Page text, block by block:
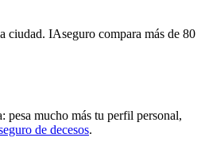
ciudad. IAseguro compara más de 80
pesa mucho más tu perfil personal,
de decesos.